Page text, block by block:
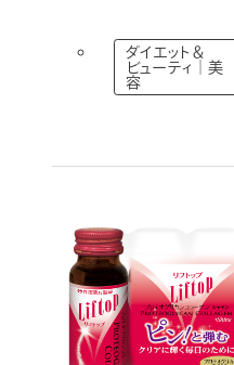
ダイエット＆
ビューティ｜美
容